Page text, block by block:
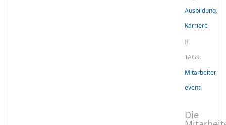
Ausbildung,
Karriere
TAGs:
Mitarbeiter,
event
Die